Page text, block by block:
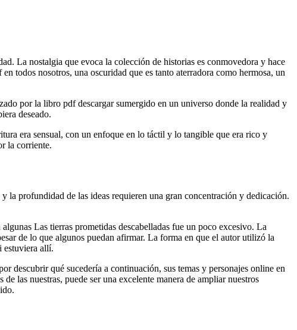
La nostalgia que evoca la colección de historias es conmovedora y hace
todos nosotros, una oscuridad que es tanto aterradora como hermosa, un
por la libro pdf descargar sumergido en un universo donde la realidad y
deseado.
era sensual, con un enfoque en lo táctil y lo tangible que era rico y
la corriente.
la profundidad de las ideas requieren una gran concentración y dedicación.
Las tierras prometidas descabelladas fue un poco excesivo. La
de lo que algunos puedan afirmar. La forma en que el autor utilizó la
estuviera allí.
descubrir qué sucedería a continuación, sus temas y personajes online en
las nuestras, puede ser una excelente manera de ampliar nuestros